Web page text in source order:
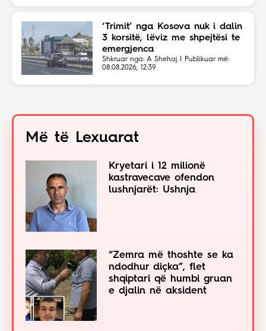
‘Trimit’ nga Kosova nuk i dalin
3 korsitë, lëviz me shpejtësi te
emergjenca
Shkruar nga: A Shehaj | Publikuar më:
08.08.2026, 12:39
Më të Lexuarat
Kryetari i 12 milionë
kastravecave ofendon
lushnjarët: Ushnja
“Zemra më thoshte se ka
ndodhur diçka”, flet
shqiptari që humbi gruan
e djalin në aksident